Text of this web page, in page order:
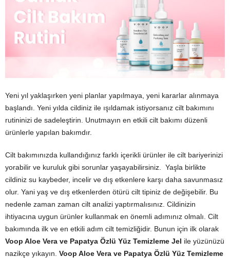
Yeni yıl yaklaşırken yeni planlar yapılmaya, yeni kararlar alınmaya
başlandı. Yeni yılda cildiniz ile ışıldamak istiyorsanız cilt bakımını
rutininizi de sadeleştirin. Unutmayın en etkili cilt bakımı düzenli
ürünlerle yapılan bakımdır.
Cilt bakımınızda kullandığınız farklı içerikli ürünler ile cilt bariyerinizi
yorabilir ve kuruluk gibi sorunlar yaşayabilirsiniz. Yaşla birlikte
cildiniz su kaybeder, incelir ve dış etkenlere karşı daha savunmasız
olur. Yani yaş ve dış etkenlerden ötürü cilt tipiniz de değişebilir. Bu
nedenle zaman zaman cilt analizi yaptırmalısınız. Cildinizin
ihtiyacına uygun ürünler kullanmak en önemli adımınız olmalı. Cilt
bakımında ilk ve en etkili adım cilt temizliğidir. Bunun için ilk olarak
Voop Aloe Vera ve Papatya Özlü Yüz Temizleme Jel ile yüzünüzü
nazikçe yıkayın. Voop Aloe Vera ve Papatya Özlü Yüz Temizleme